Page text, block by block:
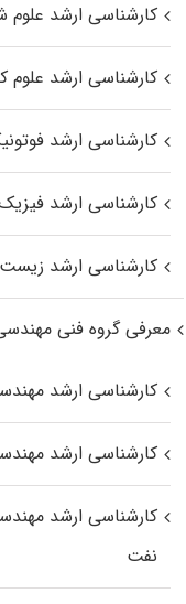
کارشناسی ارشد علوم
کارشناسی ارشد علوم
کارشناسی ارشد
کارشناسی ارشد
کارشناسی ارشد
معرفی گروه فنی
کارشناسی ارشد
کارشناسی ارشد
کارشناسی ارشد
نفت